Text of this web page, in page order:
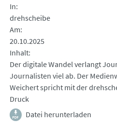
In
drehscheibe
Am
20.10.2025
Inhalt
Der digitale Wandel verlangt
Journalisten viel ab. Der
Weichert spricht mit der
Druck
Datei herunterladen